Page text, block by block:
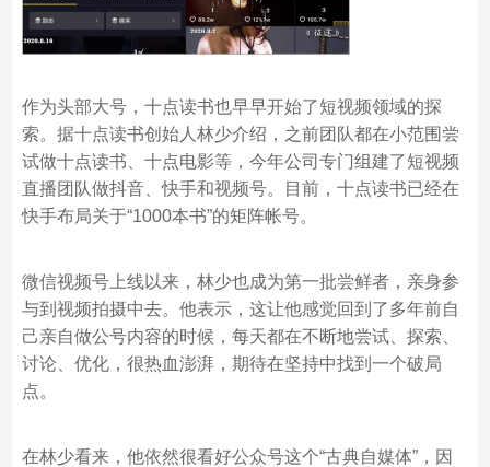
作为头部大号，十点读书也早早开始了短视频领域的探
索。据十点读书创始人林少介绍，之前团队都在小范围尝
试做十点读书、十点电影等，今年公司专门组建了短视频
直播团队做抖音、快手和视频号。目前，十点读书已经在
快手布局关于“1000本书”的矩阵帐号。
微信视频号上线以来，林少也成为第一批尝鲜者，亲身参
与到视频拍摄中去。他表示，这让他感觉回到了多年前自
己亲自做公号内容的时候，每天都在不断地尝试、探索、
讨论、优化，很热血澎湃，期待在坚持中找到一个破局
点。
在林少看来，他依然很看好公众号这个“古典自媒体”，因